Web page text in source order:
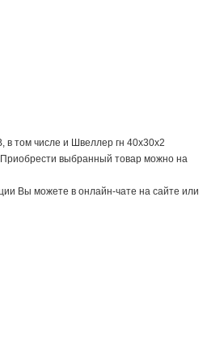
в том числе и Швеллер гн 40х30х2
Приобрести выбранный товар можно на
Вы можете в онлайн-чате на сайте или